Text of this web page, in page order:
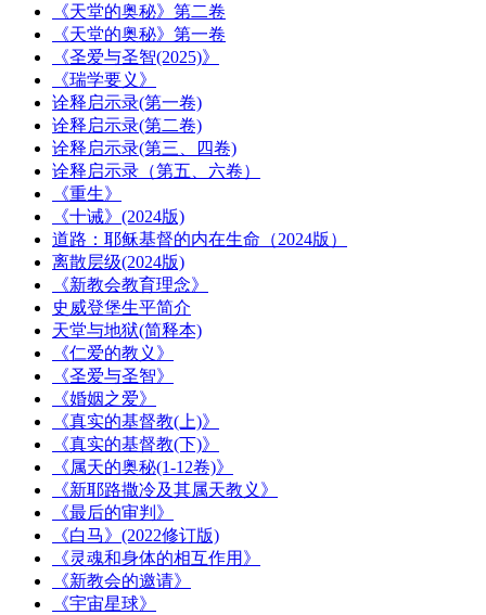
《天堂的奥秘》第二卷
《天堂的奥秘》第一卷
《圣爱与圣智(2025)》
《瑞学要义》
诠释启示录(第一卷)
诠释启示录(第二卷)
诠释启示录(第三、四卷)
诠释启示录（第五、六卷）
《重生》
《十诫》(2024版)
道路：耶稣基督的内在生命（2024版）
离散层级(2024版)
《新教会教育理念》
史威登堡生平简介
天堂与地狱(简释本)
《仁爱的教义》
《圣爱与圣智》
《婚姻之爱》
《真实的基督教(上)》
《真实的基督教(下)》
《属天的奥秘(1-12卷)》
《新耶路撒冷及其属天教义》
《最后的审判》
《白马》(2022修订版)
《灵魂和身体的相互作用》
《新教会的邀请》
《宇宙星球》